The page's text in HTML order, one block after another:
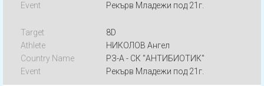
Рекърв Младежи под 21г.
8D
НИКОЛОВ Ангел
РЗ-А - СК "АНТИБИОТИК"
Рекърв Младежи под 21г.